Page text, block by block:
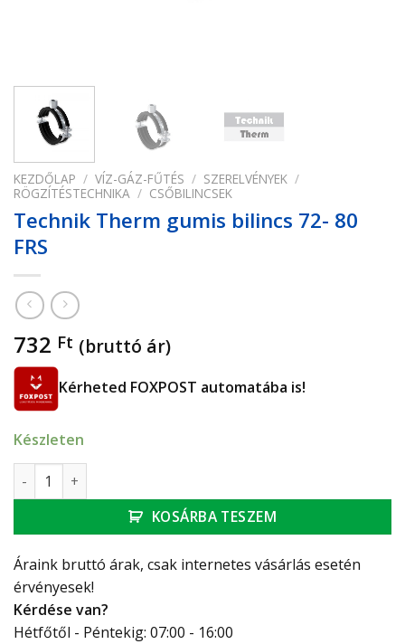
KEZDŐLAP / VÍZ-GÁZ-FŰTÉS / SZERELVÉNYEK /
RÖGZÍTÉSTECHNIKA / CSŐBILINCSEK
Technik Therm gumis bilincs 72- 80
FRS
732 Ft (bruttó ár)
Kérheted FOXPOST automatába is!
Készleten
Technik Therm gumis bilincs 72- 80 FRS mennyiség
KOSÁRBA TESZEM
Áraink bruttó árak, csak internetes vásárlás esetén
érvényesek!
Kérdése van?
Hétfőtől - Péntekig: 07:00 - 16:00